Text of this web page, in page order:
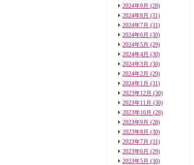
2024年9月 (28)
2024年8月 (31)
2024年7月 (31)
2024年6月 (30)
2024年5月 (29)
2024年4月 (30)
2024年3月 (30)
2024年2月 (29)
2024年1月 (31)
2023年12月 (30)
2023年11月 (30)
2023年10月 (28)
2023年9月 (28)
2023年8月 (30)
2023年7月 (31)
2023年6月 (29)
2023年5月 (30)